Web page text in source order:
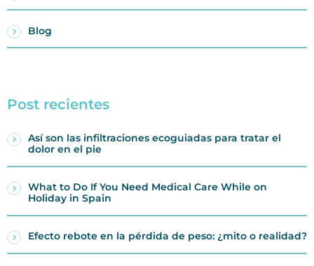
Blog
Post recientes
Así son las infiltraciones ecoguiadas para tratar el
dolor en el pie
What to Do If You Need Medical Care While on
Holiday in Spain
Efecto rebote en la pérdida de peso: ¿mito o realidad?